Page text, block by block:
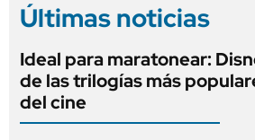
Últimas noticias
Ideal para maratonear:
de las trilogías más
del cine